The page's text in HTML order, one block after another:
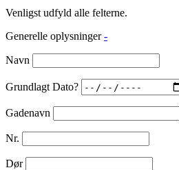
Venligst udfyld alle felterne.
Generelle oplysninger -
Navn
Grundlagt Dato?
Gadenavn
Nr.
Dør